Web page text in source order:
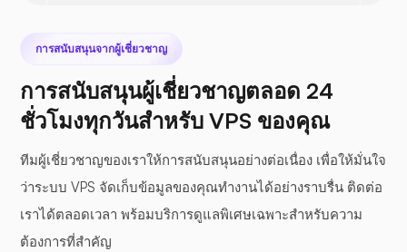
ซีไฟล์
การสนับสนุนจากผู้เชี่ยวชาญ
การสนับสนุนผู้เชี่ยวชาญตลอด 24
ชั่วโมงทุกวันสำหรับ VPS ของคุณ
ทีมผู้เชี่ยวชาญของเราให้การสนับสนุนอย่างต่อเนื่อง เพื่อให้มั่นใจ
ว่าระบบ VPS จัดเก็บข้อมูลของคุณทำงานได้อย่างราบรื่น ติดต่อ
เราได้ตลอดเวลา พร้อมบริการดูแลพิเศษเฉพาะสำหรับความ
ต้องการที่สำคัญ